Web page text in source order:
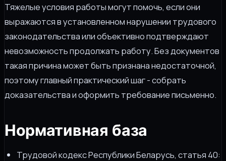
Тяжелые условия работы могут помочь, если они
выражаются в установленном нарушении трудового
законодательства или объективно подтверждают
невозможность продолжать работу. Без документов
такая причина может быть признана недостаточной,
поэтому главный практический шаг - собрать
доказательства и оформить требование письменно.
Нормативная база
Трудовой кодекс Республики Беларусь, статья 40: